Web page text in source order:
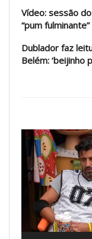
Vídeo: sessão
“pum
Dublador faz
Belém: ‘beijinho
Tocador
vídeo